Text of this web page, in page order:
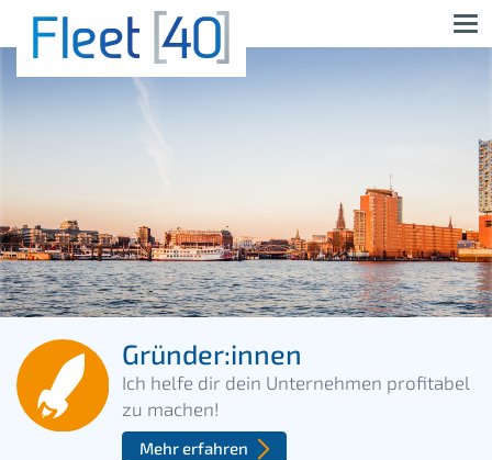
Gründer:innen
Ich helfe dir dein Unternehmen profitabel
zu machen!
Mehr erfahren